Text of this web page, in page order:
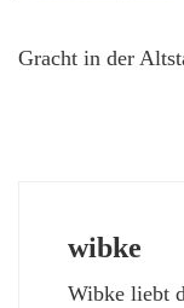
Gracht in der
wibke
Wibke liebt